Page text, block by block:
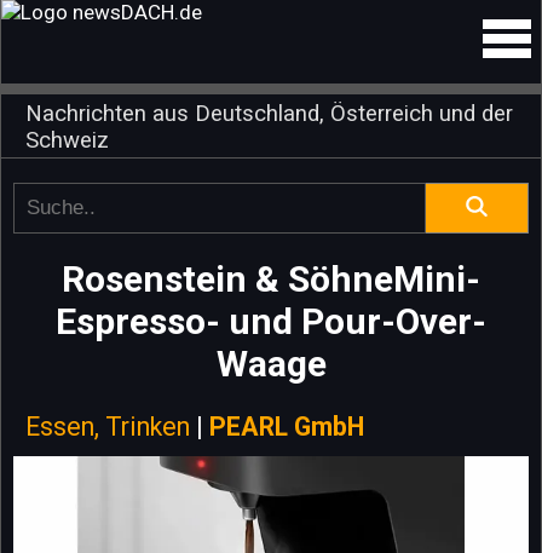
Nachrichten aus Deutschland, Österreich und der
Schweiz
Rosenstein & SöhneMini-
Espresso- und Pour-Over-
Waage
Essen, Trinken | PEARL GmbH